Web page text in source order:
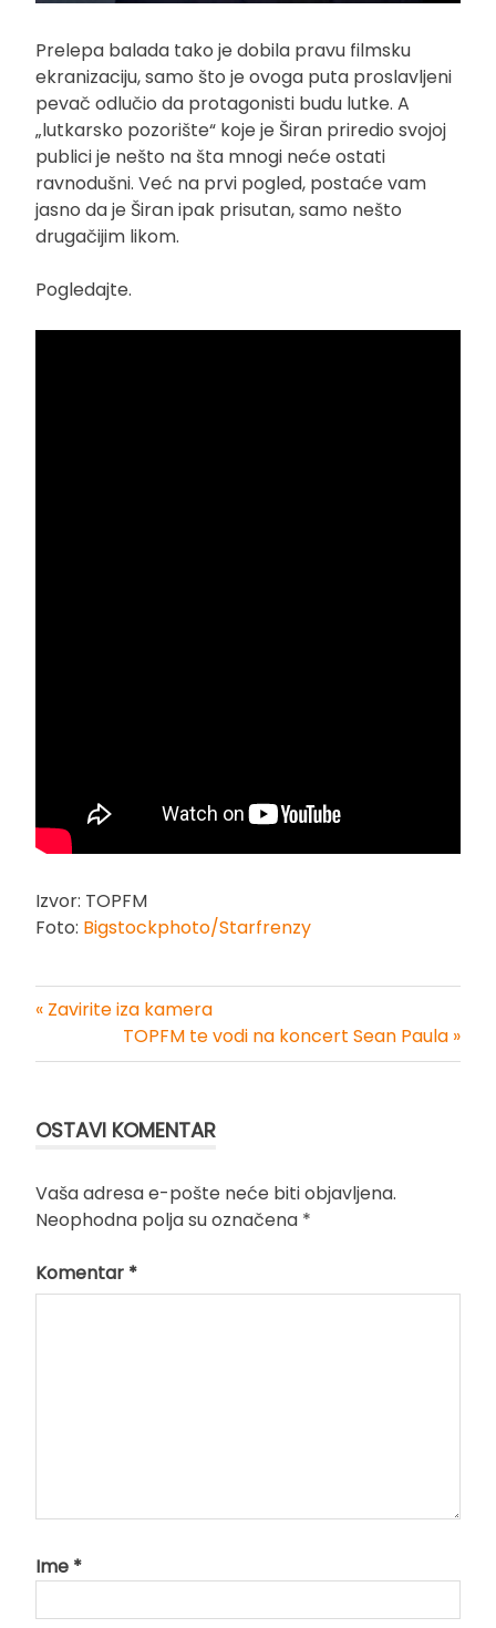
Prelepa balada tako je dobila pravu filmsku
ekranizaciju, samo što je ovoga puta proslavljeni
pevač odlučio da protagonisti budu lutke. A
„lutkarsko pozorište“ koje je Širan priredio svojoj
publici je nešto na šta mnogi neće ostati
ravnodušni. Već na prvi pogled, postaće vam
jasno da je Širan ipak prisutan, samo nešto
drugačijim likom.
Pogledajte.
Izvor: TOPFM
Foto: Bigstockphoto/Starfrenzy
Kretanje
« Zavirite iza kamera
TOPFM te vodi na koncert Sean Paula »
OSTAVI KOMENTAR
Vaša adresa e-pošte neće biti objavljena.
Neophodna polja su označena *
Komentar *
Ime *